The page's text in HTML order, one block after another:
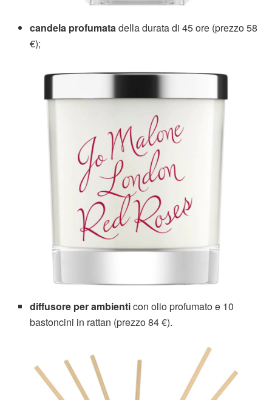
candela profumatadella durata di 45 ore (prezzo 58
€);
diffusore per ambienticon olio profumato e 10
bastoncini in rattan (prezzo 84 €).